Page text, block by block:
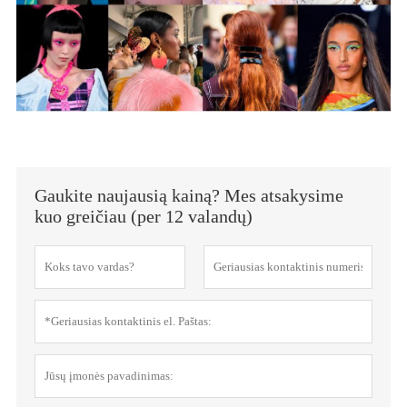
Gaukite naujausią kainą? Mes atsakysime
kuo greičiau (per 12 valandų)